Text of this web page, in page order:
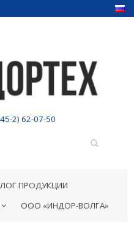
2) 62-07-50
ПРОДУКЦИИ
ООО «ИНДОР-ВОЛГА»